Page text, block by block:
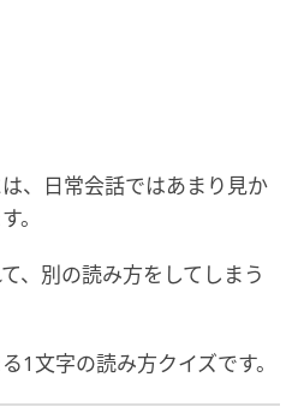
、日常会話ではあまり見か
。
、別の読み方をしてしまう
1文字の読み方クイズです。